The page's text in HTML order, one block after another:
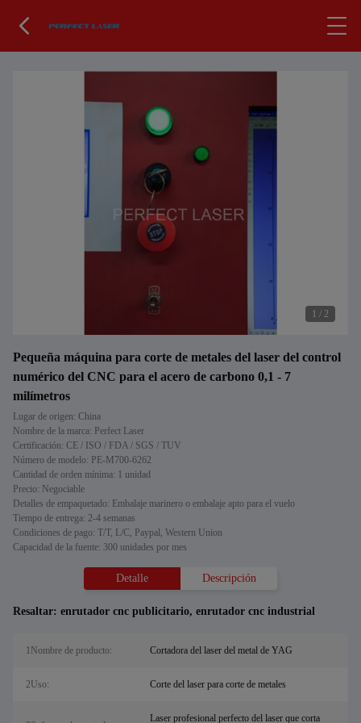
1 / 2
Pequeña máquina para corte de metales del laser del control
numérico del CNC para el acero de carbono 0,1 - 7
milímetros
Lugar de origen: China
Nombre de la marca: Perfect Laser
Certificación: CE / ISO / FDA / SGS / TUV
Número de modelo: PE-M700-6262
Cantidad de orden mínima: 1 unidad
Precio: Negociable
Detalles de empaquetado: Embalaje marinero o embalaje apto para el vuelo
Tiempo de entrega: 2-4 semanas
Condiciones de pago: T/T, L/C, Paypal, Western Union
Capacidad de la fuente: 300 unidades por mes
Detalle Descripción
Resaltar: enrutador cnc publicitario, enrutador cnc industrial
1Nombre de producto: Cortadora del laser del metal de YAG
2Uso: Corte del laser para corte de metales
Laser profesional perfecto del laser que corta